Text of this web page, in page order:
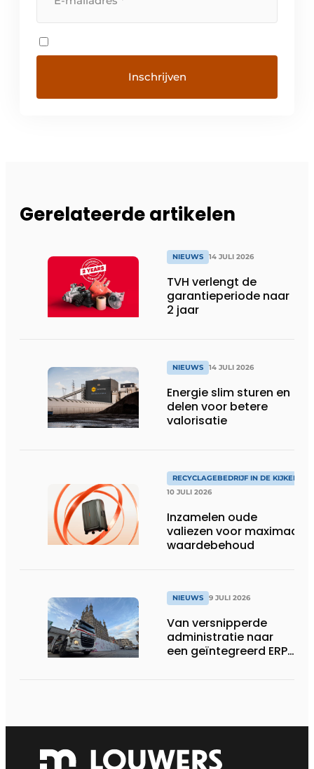
Gerelateerde artikelen
NIEUWS 14 JULI 2026
TVH verlengt de
garantieperiode naar
2 jaar
NIEUWS 14 JULI 2026
Energie slim sturen en
delen voor betere
valorisatie
RECYCLAGEBEDRIJF IN DE KIJKER
10 JULI 2026
Inzamelen oude
valiezen voor maximaal
waardebehoud
NIEUWS 9 JULI 2026
Van versnipperde
administratie naar
een geïntegreerd ERP-